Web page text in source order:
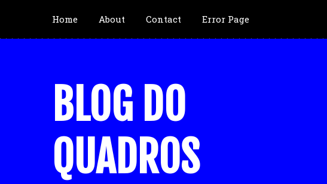
Home About Contact Error Page
BLOG DO
QUADROS